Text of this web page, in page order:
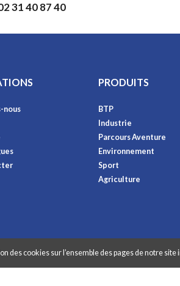
31 40 87 40
nous
PRODUITS
BTP
Industrie
Parcours Aventure
Environnement
Sport
Agriculture
des cookies sur l’ensemble des pages de notre site